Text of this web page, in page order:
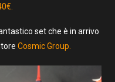
set che è in arrivo
Cosmic Group.